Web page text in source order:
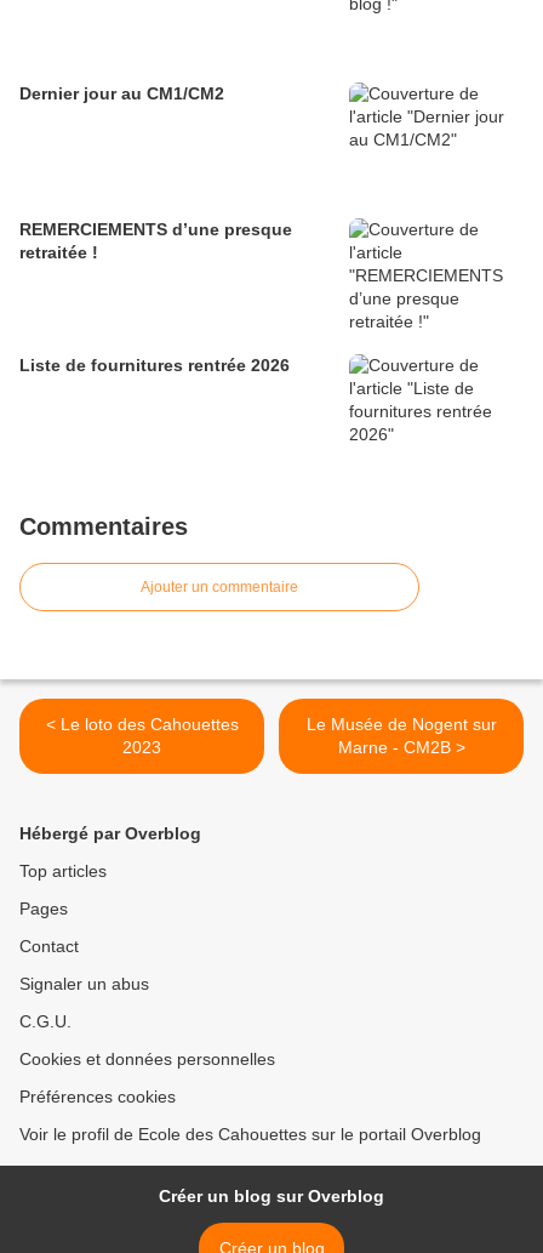
Dernier jour au CM1/CM2
REMERCIEMENTS d’une presque
retraitée !
Liste de fournitures rentrée 2026
Commentaires
Ajouter un commentaire
< Le loto des Cahouettes
2023
Le Musée de Nogent sur
Marne - CM2B >
Hébergé par Overblog
Top articles
Pages
Contact
Signaler un abus
C.G.U.
Cookies et données personnelles
Préférences cookies
Voir le profil de Ecole des Cahouettes sur le portail Overblog
Créer un blog sur Overblog
Créer un blog